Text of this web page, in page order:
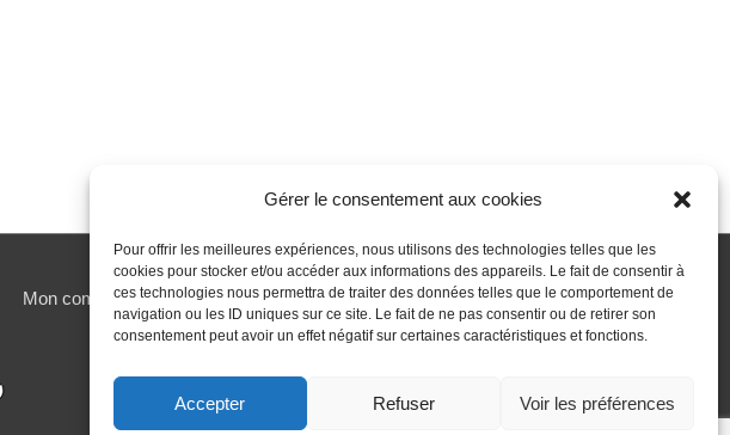
Gérer le consentement aux cookies
Pour offrir les meilleures expériences, nous utilisons des technologies telles que les
cookies pour stocker et/ou accéder aux informations des appareils. Le fait de consentir à
ces technologies nous permettra de traiter des données telles que le comportement de
navigation ou les ID uniques sur ce site. Le fait de ne pas consentir ou de retirer son
consentement peut avoir un effet négatif sur certaines caractéristiques et fonctions.
Accepter Refuser Voir les préférences
Mon compte Mot de passe perdu Newsletter Politique de cookies (UE)